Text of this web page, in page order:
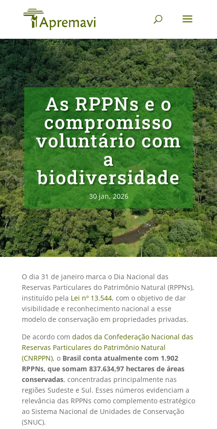
As RPPNs e o
compromisso
voluntário com
a
biodiversidade
30 jan, 2026
O dia 31 de janeiro marca o Dia Nacional das
Reservas Particulares do Patrimônio Natural (RPPNs),
instituído pela Lei nº 13.544, com o objetivo de dar
visibilidade e reconhecimento nacional a esse
modelo de conservação em propriedades privadas.
De acordo com dados da Confederação Nacional das
Reservas Particulares do Patrimônio Natural
(CNRPPN), oBrasil conta atualmente com 1.902
RPPNs, que somam 837.634,97 hectares de áreas
conservadas, concentradas principalmente nas
regiões Sudeste e Sul. Esses números evidenciam a
relevância das RPPNs como complemento estratégico
ao Sistema Nacional de Unidades de Conservação
(SNUC).